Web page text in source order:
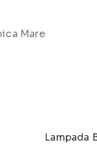
Mare
Lampada